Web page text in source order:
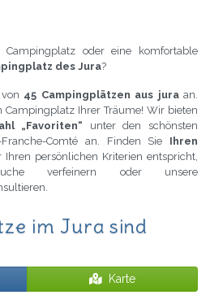
Campingplatz oder eine komfortable
des Jura?
45 Campingplätzen aus juraan.
Campingplatz Ihrer Träume! Wir bieten
„Favoriten“ unter den schönsten
Comté an. Finden Sie Ihren
Ihren persönlichen Kriterien entspricht,
verfeinern oder unsere
im Jura sind
Karte